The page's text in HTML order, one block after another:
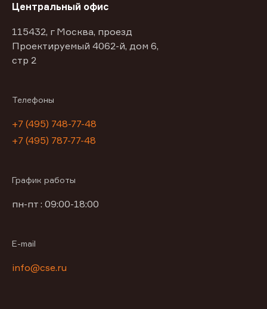
Центральный офис
115432, г Москва, проезд
Проектируемый 4062-й, дом 6,
стр 2
Телефоны
+7 (495) 748-77-48
+7 (495) 787-77-48
График работы
пн-пт : 09:00-18:00
E-mail
info@cse.ru